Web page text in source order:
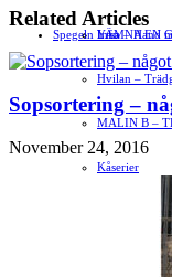
Yrsa – Hand
Hvilan –
MALIN B –
Kåserier
LÄMNA EN
Spegeln Info
Related Articles
Sopsortering –
November 24, 2016